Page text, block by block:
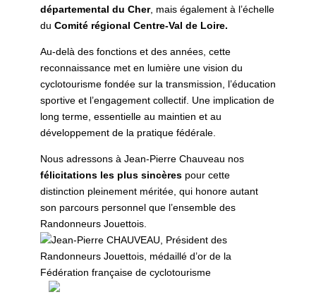
départemental du Cher, mais également à l’échelle
du Comité régional Centre-Val de Loire.
Au-delà des fonctions et des années, cette
reconnaissance met en lumière une vision du
cyclotourisme fondée sur la transmission, l’éducation
sportive et l’engagement collectif. Une implication de
long terme, essentielle au maintien et au
développement de la pratique fédérale.
Nous adressons à Jean-Pierre Chauveau nos
félicitations les plus sincèrespour cette
distinction pleinement méritée, qui honore autant
son parcours personnel que l’ensemble des
Randonneurs Jouettois.